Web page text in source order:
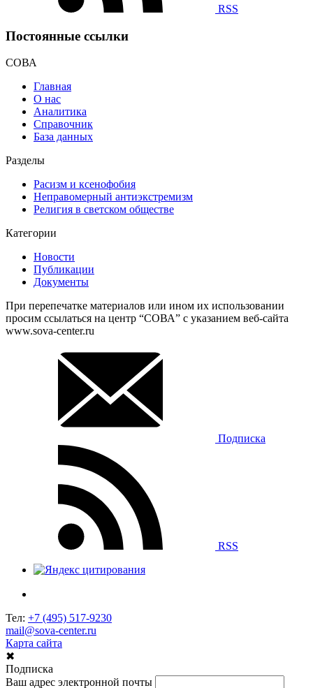
RSS
Постоянные ссылки
СОВА
Главная
О нас
Аналитика
Справочник
База данных
Разделы
Расизм и ксенофобия
Неправомерный антиэкстремизм
Религия в светском обществе
Категории
Новости
Публикации
Документы
При перепечатке материалов или ином их использовании
просим ссылаться на центр “СОВА” с указанием веб-сайта
www.sova-center.ru
Подписка
RSS
Тел: +7 (495) 517-9230
mail@sova-center.ru
Карта сайта
✖
Подписка
Ваш адрес электронной почты